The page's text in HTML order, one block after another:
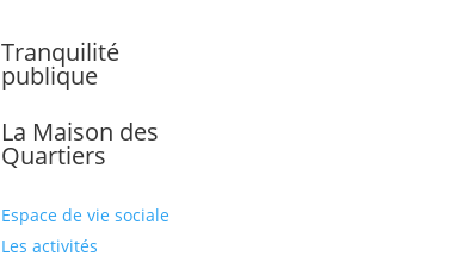
Tranquilité
publique
La Maison des
Quartiers
Espace de vie sociale
Les activités